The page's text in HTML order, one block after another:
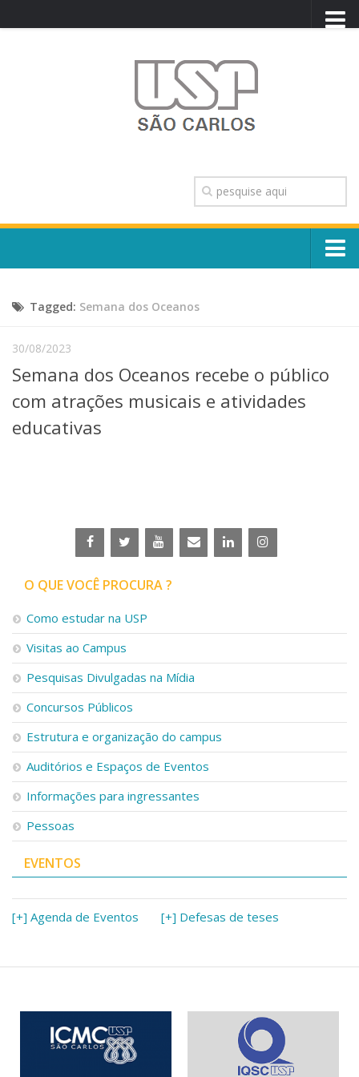
TRANSPARÊNCIA
OUVIDORIA
CONTATO
Escola, Institutos e Órgãos
Núcleos e Comissões
Telefones e Mapas
Graduação
Linhas de Pesquisa
Centros, Núcleos e Projetos em Rede
Iniciação Científica
Empresas Juniores
Extensão à Comunidade
Projetos, Programas e Cursos
Artes, Cultura e Esportes
Museus e Espaços Interativos
Serviços
Bibliotecas
Apoio ao Estudante
Segurança, Trânsito e Prevenção
RH, Administrativo e Financeiro
Outros serviços
Comunicação
Assessorias e Mídias
Aplicativos e Sites
Jornal da USP
Agenda de Eventos
Tagged: Semana dos Oceanos
30/08/2023
Semana dos Oceanos recebe o público
com atrações musicais e atividades
educativas
O QUE VOCÊ PROCURA ?
Como estudar na USP
Visitas ao Campus
Pesquisas Divulgadas na Mídia
Concursos Públicos
Estrutura e organização do campus
Auditórios e Espaços de Eventos
Informações para ingressantes
Pessoas
EVENTOS
[+] Agenda de Eventos [+] Defesas de teses